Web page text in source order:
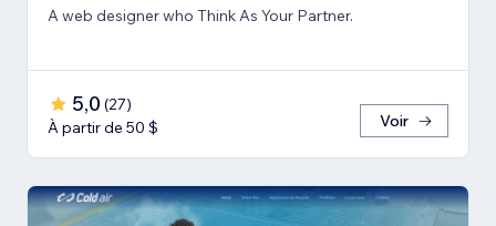
A web designer who Think As Your Partner.
5,0 (27)
À partir de 50 $
Voir